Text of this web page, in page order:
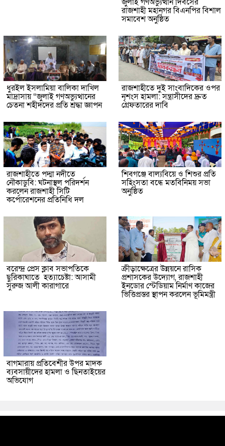
জুলাই গণঅভ্যুত্থান দিবসের
রাজশাহী মহানগর বিএনপির বিশাল
সমাবেশ অনুষ্ঠিত
ধুরইল ইসলামিয়া বালিকা দাখিল
মাদ্রাসায় “জুলাই গণঅভ্যুত্থানের
চেতনা শহীদদের প্রতি শ্রদ্ধা জ্ঞাপন
রাজশাহীতে দুই সাংবাদিকের ওপর
নৃশংস হামলা: সন্ত্রাসীদের দ্রুত
গ্রেফতারের দাবি
রাজশাহীতে পদ্মা নদীতে
নৌকাডুবি: ঘটনাস্থল পরিদর্শন
করলেন রাজশাহী সিটি
কর্পোরেশনের প্রতিনিধি দল
শিবগঞ্জে বাল্যবিয়ে ও শিশুর প্রতি
সহিংসতা বন্ধে মতবিনিময় সভা
অনুষ্ঠিত
বরেন্দ্র প্রেস ক্লাব সভাপতিকে
ছুরিকাঘাতে হত্যাচেষ্টা: আসামী
সুরুজ আলী কারাগারে
ক্রীড়াক্ষেত্রের উন্নয়নে রাসিক
প্রশাসকের উদ্যোগ, রাজশাহী
ইনডোর স্টেডিয়াম নির্মাণ কাজের
ভিত্তিপ্রস্তর স্থাপন করলেন ভূমিমন্ত্রী
বাগমারায় প্রতিবেশীর উপর মাদক
ব্যবসায়ীদের হামলা ও ছিনতাইয়ের
অভিযোগ